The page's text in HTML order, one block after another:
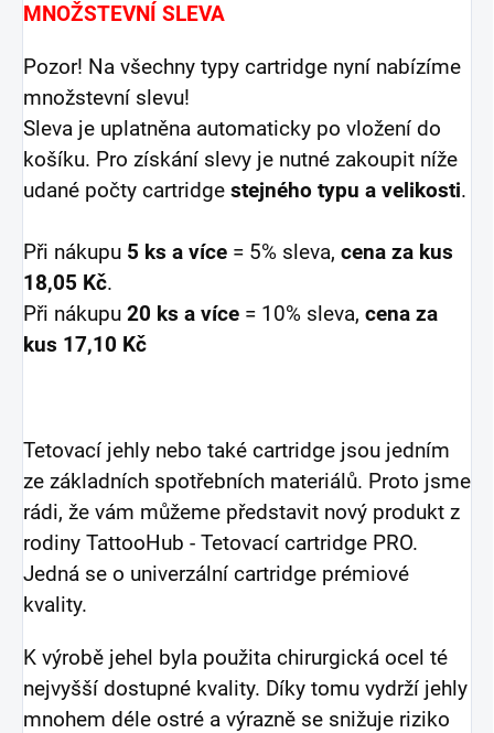
MNOŽSTEVNÍ SLEVA
Pozor! Na všechny typy cartridge nyní nabízíme
množstevní slevu!
Sleva je uplatněna automaticky po vložení do
košíku. Pro získání slevy je nutné zakoupit níže
udané počty cartridge stejného typu a velikosti.
Při nákupu 5 ks a více = 5% sleva, cena za kus
18,05 Kč.
Při nákupu 20 ks a více = 10% sleva, cena za
kus 17,10 Kč
Tetovací jehly nebo také cartridge jsou jedním
ze základních spotřebních materiálů. Proto jsme
rádi, že vám můžeme představit nový produkt z
rodiny TattooHub - Tetovací cartridge PRO.
Jedná se o univerzální cartridge prémiové
kvality.
K výrobě jehel byla použita chirurgická ocel té
nejvyšší dostupné kvality. Díky tomu vydrží jehly
mnohem déle ostré a výrazně se snižuje riziko